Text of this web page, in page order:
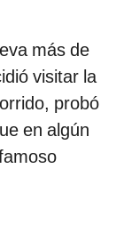
más de
visitar la
probó
en algún